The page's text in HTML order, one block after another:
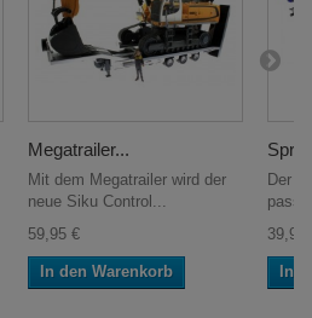
Megatrailer...
Mit dem Megatrailer wird der
neue Siku Control...
59,95 €
In den Warenkorb
Der
39,95
In